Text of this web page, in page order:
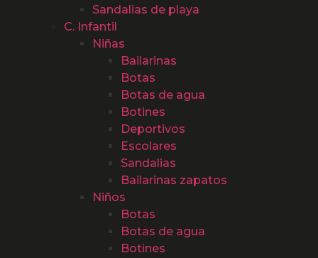
Sandalias de playa
C. Infantil
Niñas
Bailarinas
Botas
Botas de agua
Botines
Deportivos
Escolares
Sandalias
Bailarinas zapatos
Niños
Botas
Botas de agua
Botines